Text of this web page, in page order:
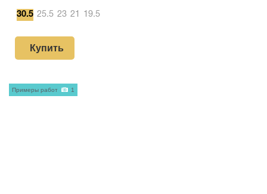
30.5 25.5 23 21 19.5
Купить
Примеры работ 1